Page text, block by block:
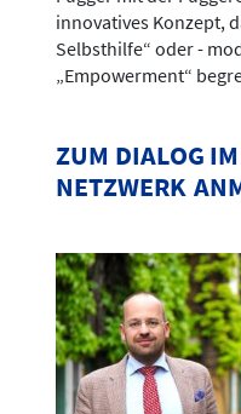
innovatives Konzept,
Selbsthilfe“ oder -
„Empowerment“
ZUM DIALOG IM
NETZWERK